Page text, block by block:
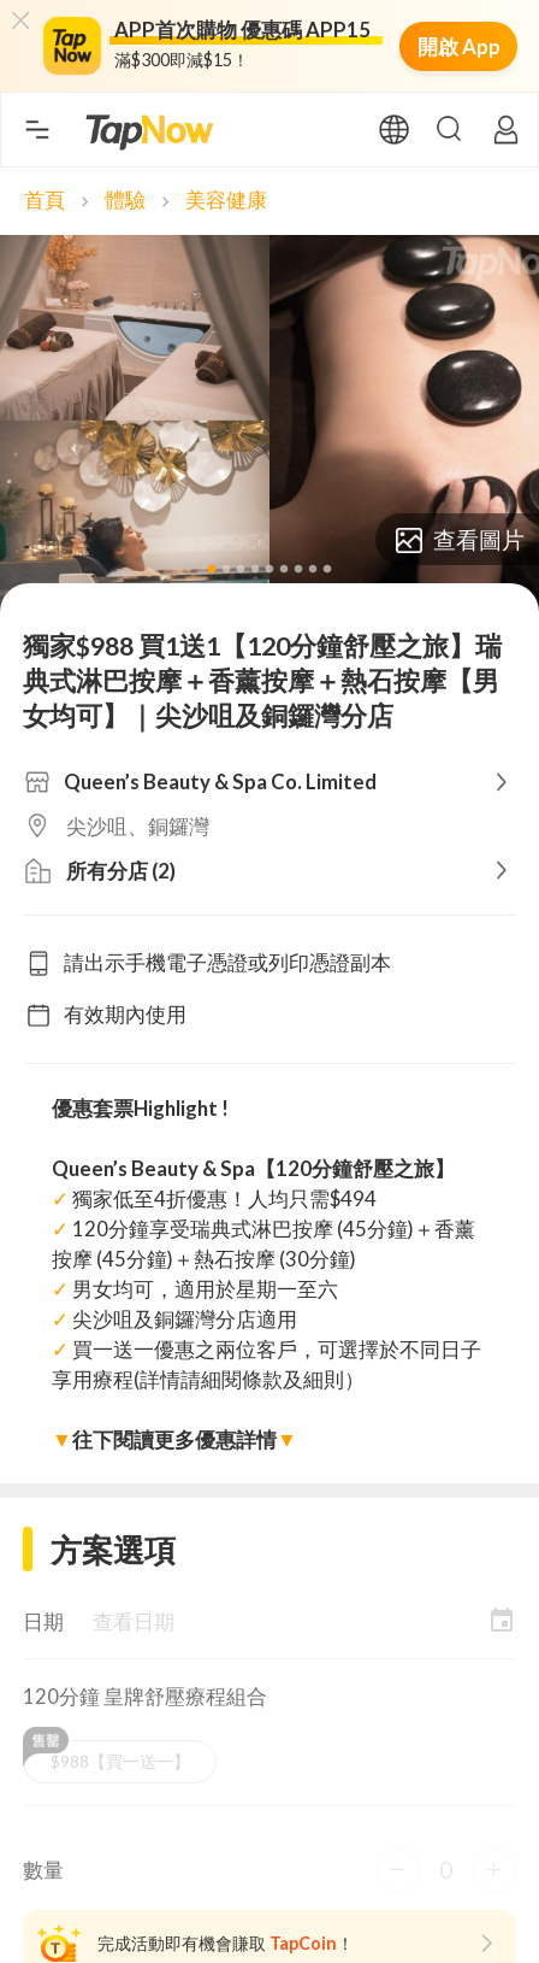
APP首次購物 優惠碼 APP15
滿$300即減$15！
開啟 App
首頁 chevron_right 體驗 chevron_right 美容健康
lens lens lens lens lens lens lens lens lens
查看圖片
獨家$988 買1送1【120分鐘舒壓之旅】瑞
典式淋巴按摩＋香薰按摩＋熱石按摩【男
女均可】｜尖沙咀及銅鑼灣分店
Queen’s Beauty & Spa Co. Limited
尖沙咀、銅鑼灣
所有分店 (2)
請出示手機電子憑證或列印憑證副本
有效期內使用
優惠套票Highlight !
Queen’s Beauty & Spa【120分鐘舒壓之旅】
✓ 獨家低至4折優惠！人均只需$494
✓ 120分鐘享受瑞典式淋巴按摩 (45分鐘)＋香薰
按摩 (45分鐘)＋熱石按摩 (30分鐘)
✓ 男女均可，適用於星期一至六
✓ 尖沙咀及銅鑼灣分店適用
✓ 買一送一優惠之兩位客戶，可選擇於不同日子
享用療程(詳情請細閱條款及細則）
▼往下閱讀更多優惠詳情▼
方案選項
日期 查看日期 event
120分鐘 皇牌舒壓療程組合
$988【買一送一】
數量 0
完成活動即有機會賺取 TapCoin ！